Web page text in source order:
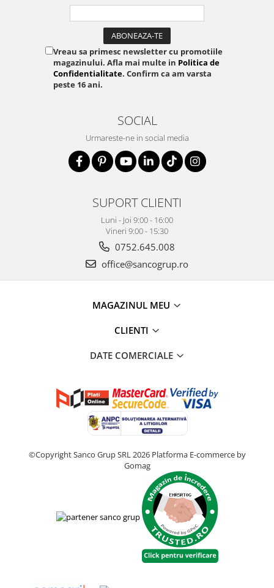
Vreau sa primesc newsletter cu promotiile
magazinului. Afla mai multe in Politica de
Confidentialitate. Confirm ca am varsta
peste 16 ani.
SOCIAL
Urmareste-ne in social media
SUPORT CLIENTI
Luni - Joi 9:00 - 16:00
Vineri 9:00 - 15:30
0752.645.008
office@sancogrup.ro
MAGAZINUL MEU
CLIENTI
DATE COMERCIALE
©Copyright Sanco Grup SRL 2026 Platforma E-commerce by
Gomag